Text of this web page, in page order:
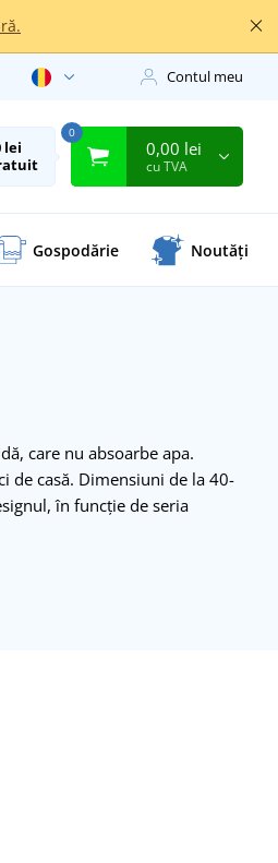
Contul meu
lei
0
0,00 lei
cu TVA
Gospodărie Noutăți
care nu absoarbe apa.
de casă. Dimensiuni de la 40-
în funcție de seria